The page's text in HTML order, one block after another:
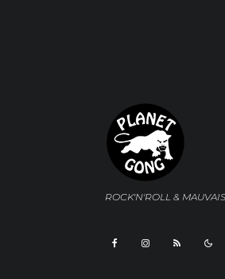
ROCK'N'ROLL &